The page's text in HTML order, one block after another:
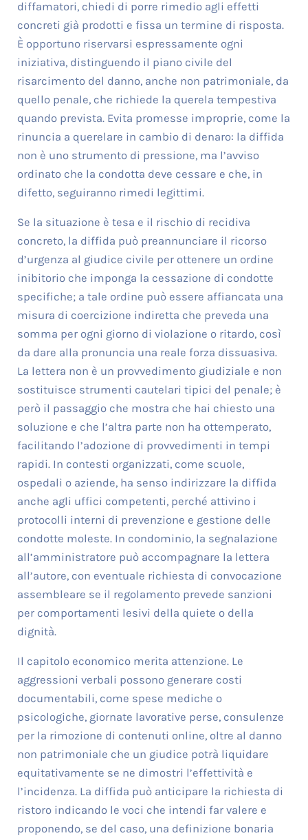
diffamatori, chiedi di porre rimedio agli effetti
concreti già prodotti e fissa un termine di risposta.
È opportuno riservarsi espressamente ogni
iniziativa, distinguendo il piano civile del
risarcimento del danno, anche non patrimoniale, da
quello penale, che richiede la querela tempestiva
quando prevista. Evita promesse improprie, come la
rinuncia a querelare in cambio di denaro: la diffida
non è uno strumento di pressione, ma l’avviso
ordinato che la condotta deve cessare e che, in
difetto, seguiranno rimedi legittimi.
Se la situazione è tesa e il rischio di recidiva
concreto, la diffida può preannunciare il ricorso
d’urgenza al giudice civile per ottenere un ordine
inibitorio che imponga la cessazione di condotte
specifiche; a tale ordine può essere affiancata una
misura di coercizione indiretta che preveda una
somma per ogni giorno di violazione o ritardo, così
da dare alla pronuncia una reale forza dissuasiva.
La lettera non è un provvedimento giudiziale e non
sostituisce strumenti cautelari tipici del penale; è
però il passaggio che mostra che hai chiesto una
soluzione e che l’altra parte non ha ottemperato,
facilitando l’adozione di provvedimenti in tempi
rapidi. In contesti organizzati, come scuole,
ospedali o aziende, ha senso indirizzare la diffida
anche agli uffici competenti, perché attivino i
protocolli interni di prevenzione e gestione delle
condotte moleste. In condominio, la segnalazione
all’amministratore può accompagnare la lettera
all’autore, con eventuale richiesta di convocazione
assembleare se il regolamento prevede sanzioni
per comportamenti lesivi della quiete o della
dignità.
Il capitolo economico merita attenzione. Le
aggressioni verbali possono generare costi
documentabili, come spese mediche o
psicologiche, giornate lavorative perse, consulenze
per la rimozione di contenuti online, oltre al danno
non patrimoniale che un giudice potrà liquidare
equitativamente se ne dimostri l’effettività e
l’incidenza. La diffida può anticipare la richiesta di
ristoro indicando le voci che intendi far valere e
proponendo, se del caso, una definizione bonaria